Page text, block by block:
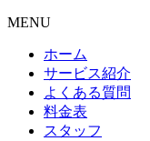
MENU
ホーム
サービス紹介
よくある質問
料金表
スタッフ